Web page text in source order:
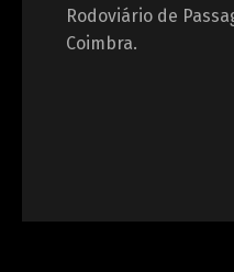
Rodoviário de
Coimbra.